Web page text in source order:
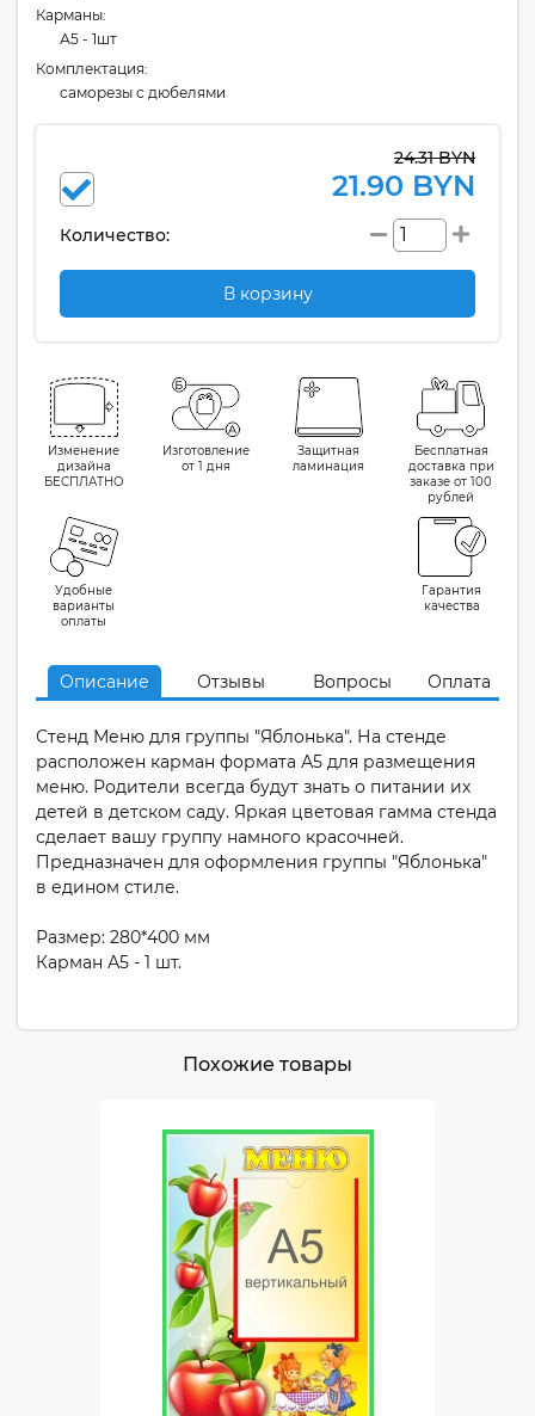
Карманы:
А5 - 1шт
Комплектация:
cаморезы с дюбелями
24.31 BYN
21.90 BYN
Количество:
В корзину
Изменение
дизайна
БЕСПЛАТНО
Изготовление
от 1 дня
Защитная
ламинация
Бесплатная
доставка при
заказе от 100
рублей
Удобные
варианты
оплаты
Гарантия
качества
Описание Отзывы Вопросы Оплата
Стенд Меню для группы "Яблонька". На стенде
расположен карман формата А5 для размещения
меню. Родители всегда будут знать о питании их
детей в детском саду. Яркая цветовая гамма стенда
сделает вашу группу намного красочней.
Предназначен для оформления группы "Яблонька"
в едином стиле.
Размер: 280*400 мм
Карман А5 - 1 шт.
Похожие товары